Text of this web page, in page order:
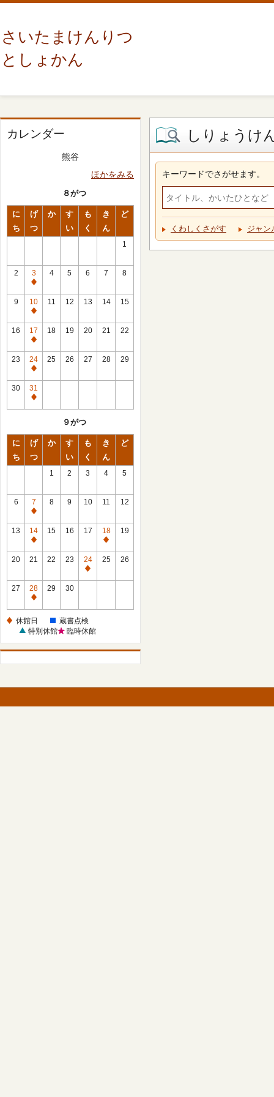
さいたまけんりつ
としょかん
カレンダー
熊谷
ほかをみる
８がつ
に
ち
げ
つ
か
す
い
も
く
き
ん
ど
1
2
3
休
館
日
4 5 6 7 8
9
10
休
館
日
11 12 13 14 15
16
17
休
館
日
18 19 20 21 22
23
24
休
館
日
25 26 27 28 29
30
31
休
９がつ
に
ち
げ
つ
か
す
い
も
く
き
ん
ど
1 2 3 4 5
6
7
休
館
日
8 9 10 11 12
13
14
休
館
15 16 17
18
休
館
19
20 21 22 23
24
休
25 26
27
28
休
日
29 30
休館日
蔵書点検
特別休館
臨時休館
しりょうけ
キーワードでさがせます。
くわしくさがす ジャン